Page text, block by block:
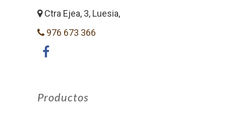
Ctra Ejea, 3, Luesia,
976 673 366
Productos